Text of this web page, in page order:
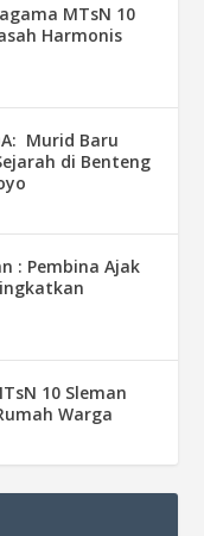
MTsN 10
Harmonis
Murid Baru
di Benteng
: Pembina Ajak
10 Sleman
Warga